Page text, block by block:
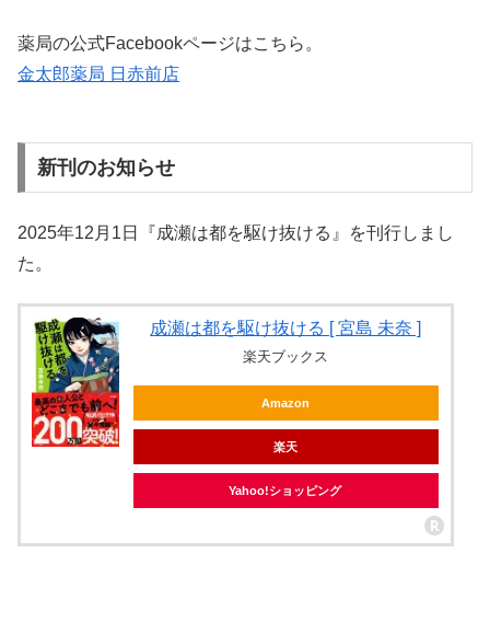
薬局の公式Facebookページはこちら。
金太郎薬局 日赤前店
新刊のお知らせ
2025年12月1日『成瀬は都を駆け抜ける』を刊行しまし
た。
成瀬は都を駆け抜ける [ 宮島 未奈 ]
楽天ブックス
Amazon
楽天
Yahoo!ショッピング